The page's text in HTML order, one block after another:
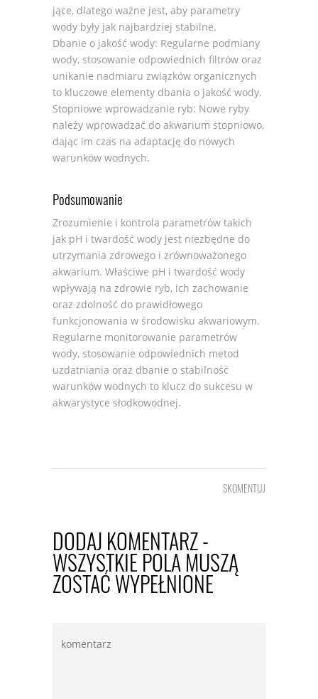
jące, dla­tego ważne jest, aby para­me­try
wody były jak najbar­dziej sta­bilne.
Dba­nie o jakość wody: Regu­larne podmiany
wody, sto­so­wa­nie odpo­wied­nich fil­trów oraz
uni­ka­nie nadmiaru związ­ków orga­nicz­nych
to klu­czowe ele­menty dba­nia o jakość wody.
Stop­niowe wpro­wa­dza­nie ryb: Nowe ryby
należy wpro­wa­dzać do akwa­rium stop­niowo,
dając im czas na adap­ta­cję do nowych
warun­ków wod­nych.
Podsumowanie
Zrozumienie i kontrola parametrów takich
jak pH i twardość wody jest niezbędne do
utrzymania zdrowego i zrównoważonego
akwarium. Właściwe pH i twardość wody
wpływają na zdrowie ryb, ich zachowanie
oraz zdolność do prawidłowego
funkcjonowania w środowisku akwariowym.
Regularne monitorowanie parametrów
wody, stosowanie odpowiednich metod
uzdatniania oraz dbanie o stabilność
warunków wodnych to klucz do sukcesu w
akwarystyce słodkowodnej.
SKOMENTUJ
DODAJ KOMENTARZ -
WSZYSTKIE POLA MUSZĄ
ZOSTAĆ WYPEŁNIONE